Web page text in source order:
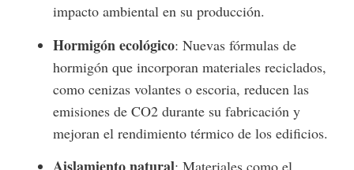
impacto ambiental en su producción.
Hormigón ecológico: Nuevas fórmulas de
hormigón que incorporan materiales reciclados,
como cenizas volantes o escoria, reducen las
emisiones de CO2 durante su fabricación y
mejoran el rendimiento térmico de los edificios.
: Materiales como el